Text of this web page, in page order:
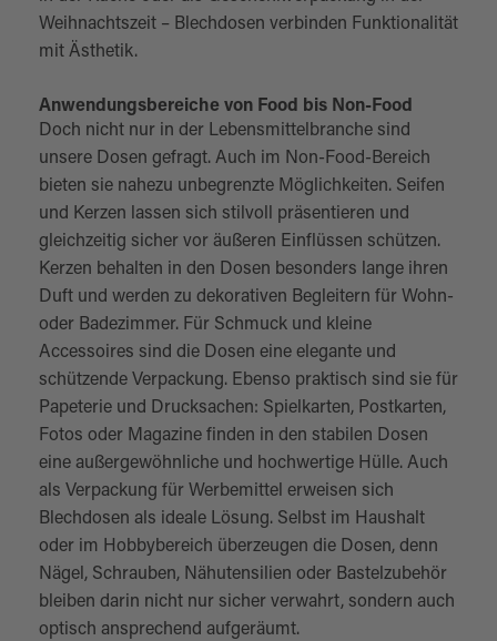
Weihnachtszeit – Blechdosen verbinden Funktionalität
mit Ästhetik.
Anwendungsbereiche von Food bis Non-Food
Doch nicht nur in der Lebensmittelbranche sind
unsere Dosen gefragt. Auch im Non-Food-Bereich
bieten sie nahezu unbegrenzte Möglichkeiten. Seifen
und Kerzen lassen sich stilvoll präsentieren und
gleichzeitig sicher vor äußeren Einflüssen schützen.
Kerzen behalten in den Dosen besonders lange ihren
Duft und werden zu dekorativen Begleitern für Wohn-
oder Badezimmer. Für Schmuck und kleine
Accessoires sind die Dosen eine elegante und
schützende Verpackung. Ebenso praktisch sind sie für
Papeterie und Drucksachen: Spielkarten, Postkarten,
Fotos oder Magazine finden in den stabilen Dosen
eine außergewöhnliche und hochwertige Hülle. Auch
als Verpackung für Werbemittel erweisen sich
Blechdosen als ideale Lösung. Selbst im Haushalt
oder im Hobbybereich überzeugen die Dosen, denn
Nägel, Schrauben, Nähutensilien oder Bastelzubehör
bleiben darin nicht nur sicher verwahrt, sondern auch
optisch ansprechend aufgeräumt.